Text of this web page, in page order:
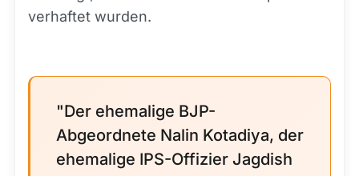
verhaftet wurden.
"Der ehemalige BJP-
Abgeordnete Nalin Kotadiya, der
ehemalige IPS-Offizier Jagdish